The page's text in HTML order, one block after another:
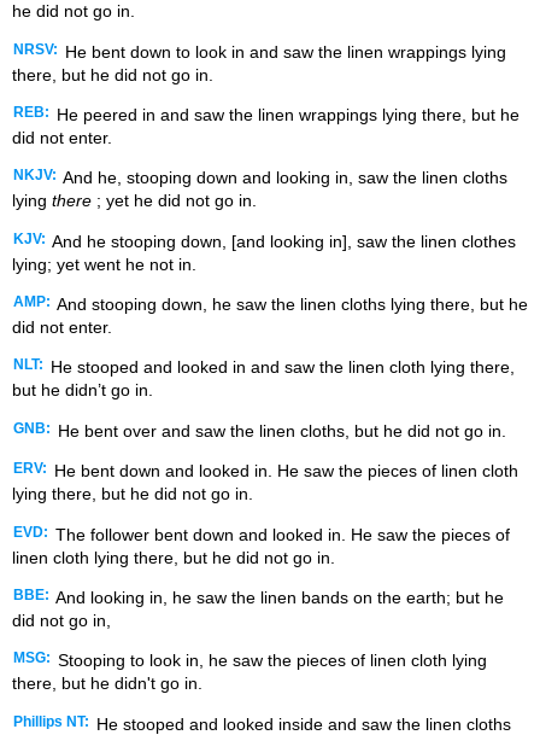
he did not go in.
NRSV:
He bent down to look in and saw the linen wrappings lying
there, but he did not go in.
REB:
He peered in and saw the linen wrappings lying there, but he
did not enter.
NKJV: And he, stooping down and looking in, saw the linen cloths
lying there ; yet he did not go in.
KJV: And he stooping down, [and looking in], saw the linen clothes
lying; yet went he not in.
AMP: And stooping down, he saw the linen cloths lying there, but he
did not enter.
NLT:
He stooped and looked in and saw the linen cloth lying there,
but he didn’t go in.
GNB: He bent over and saw the linen cloths, but he did not go in.
ERV:
He bent down and looked in. He saw the pieces of linen cloth
lying there, but he did not go in.
EVD: The follower bent down and looked in. He saw the pieces of
linen cloth lying there, but he did not go in.
BBE: And looking in, he saw the linen bands on the earth; but he
did not go in,
MSG: Stooping to look in, he saw the pieces of linen cloth lying
there, but he didn't go in.
Phillips NT:
He stooped and looked inside and saw the linen cloths